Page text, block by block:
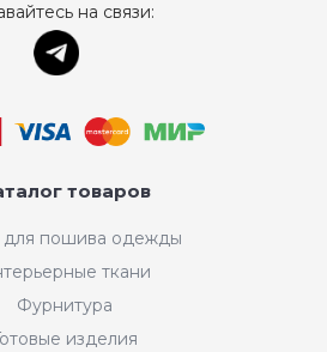
на связи:
товаров
для пошива одежды
ткани
Фурнитура
изделия